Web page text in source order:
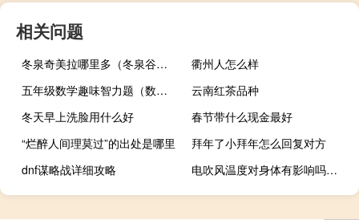
相关问题
冬泉奇美拉哪里多（冬泉谷奇美拉分布）
衢州人怎么样
五年级数学趣味智力题（数学趣味智力题）
云南红茶品种
冬天早上洗脸用什么好
春节带什么现金最好
“烂醉人间理莫过”的出处是哪里
拜年了小拜年怎么回复对方
dnf谋略战详细攻略
电吹风温度对身体有影响吗（电吹风有辐射吗）